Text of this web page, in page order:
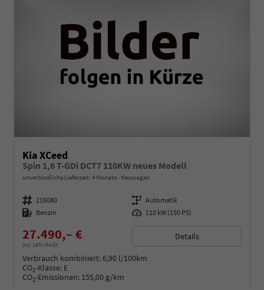
Kia XCeed
Spin 1,6 T-GDi DCT7 110KW neues Modell
unverbindliche Lieferzeit: 4 Monate Neuwagen
Fahrzeugnummer 216080 Getriebe Automatik
Kraftstoff Benzin Leistung 110 kW (150 PS)
27.490,– €
incl. 19% MwSt.
Details
Verbrauch kombiniert:6,90 l/100km
CO2-Klasse: E
CO2-Emissionen: 155,00 g/km